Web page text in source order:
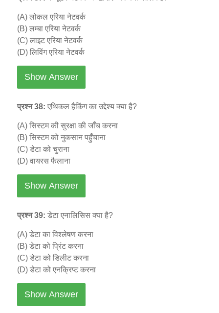
(A) लोकल एरिया नेटवर्क
(B) लम्बा एरिया नेटवर्क
(C) लाइट एरिया नेटवर्क
(D) लिविंग एरिया नेटवर्क
Show Answer
प्रश्न 38: एथिकल हैकिंग का उद्देश्य क्या है?
(A) सिस्टम की सुरक्षा की जाँच करना
(B) सिस्टम को नुकसान पहुँचाना
(C) डेटा को चुराना
(D) वायरस फैलाना
Show Answer
प्रश्न 39: डेटा एनालिसिस क्या है?
(A) डेटा का विश्लेषण करना
(B) डेटा को प्रिंट करना
(C) डेटा को डिलीट करना
(D) डेटा को एनक्रिप्ट करना
Show Answer